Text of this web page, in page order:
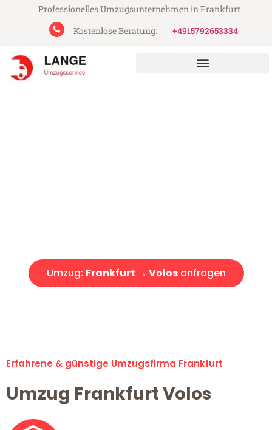
Professionelles Umzugsunternehmen in Frankfurt
Kostenlose Beratung:
+4915792653334
Umzug: Frankfurt → Volosanfragen
Erfahrene & günstige Umzugsfirma Frankfurt
Umzug Frankfurt Volos